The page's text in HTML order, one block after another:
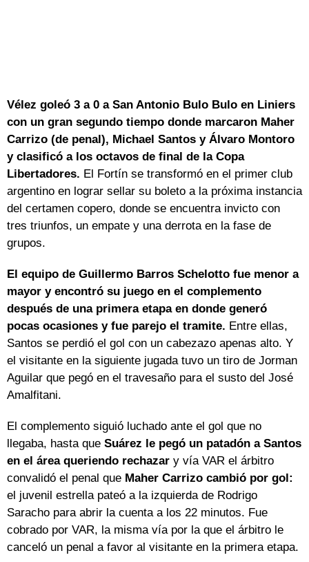
Vélez goleó 3 a 0 a San Antonio Bulo Bulo en Liniers
con un gran segundo tiempo donde marcaron Maher
Carrizo (de penal), Michael Santos y Álvaro Montoro
y clasificó a los octavos de final de la Copa
Libertadores. El Fortín se transformó en el primer club
argentino en lograr sellar su boleto a la próxima instancia
del certamen copero, donde se encuentra invicto con
tres triunfos, un empate y una derrota en la fase de
grupos.
El equipo de Guillermo Barros Schelotto fue menor a
mayor y encontró su juego en el complemento
después de una primera etapa en donde generó
pocas ocasiones y fue parejo el tramite. Entre ellas,
Santos se perdió el gol con un cabezazo apenas alto. Y
el visitante en la siguiente jugada tuvo un tiro de Jorman
Aguilar que pegó en el travesaño para el susto del José
Amalfitani.
El complemento siguió luchado ante el gol que no
llegaba, hasta que Suárez le pegó un patadón a Santos
en el área queriendo rechazar y vía VAR el árbitro
convalidó el penal que Maher Carrizo cambió por gol:
el juvenil estrella pateó a la izquierda de Rodrigo
Saracho para abrir la cuenta a los 22 minutos. Fue
cobrado por VAR, la misma vía por la que el árbitro le
canceló un penal a favor al visitante en la primera etapa.